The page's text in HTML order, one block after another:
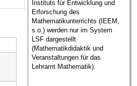
Instituts für Entwicklung und
Erforschung des
Mathematikunterrichts (IEEM,
s.o.) werden nur im System
LSF dargestellt
(Mathematikdidaktik und
Veranstaltungen für das
Lehramt Mathematik).